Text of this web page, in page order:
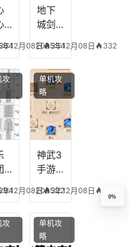
版哪
个组
合平
年12月08日 354
地下
城剑
能加
点
图，
地下
城剑
神用
什么
装备
2025年12月08日 332
年12月08日 322
攻
神武3
手游
辅助
技能
加
点，
2025年12月08日
单机攻
略
攻
单机攻
略
0%